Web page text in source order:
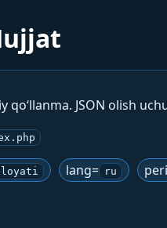
qo‘llanma. JSON olish
lang= ru